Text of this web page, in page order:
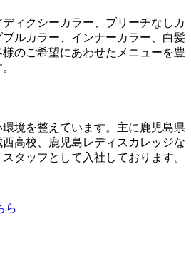
ィクシーカラー、ブリーチなしカ
ルカラー、インナーカラー、白髪
のご希望にあわせたメニューを豊
境を整えています。主に鹿児島県
高校、鹿児島レディスカレッジな
タッフとして入社しております。
ら